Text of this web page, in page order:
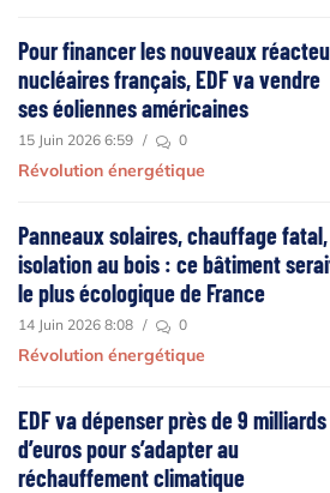
Pour financer les nouveaux
nucléaires français, EDF va vendre
ses éoliennes américaines
15 Juin 2026 6:59 / 0
Révolution énergétique
Panneaux solaires, chauffage fatal,
isolation au bois : ce bâtiment
le plus écologique de France
14 Juin 2026 8:08 / 0
Révolution énergétique
EDF va dépenser près de 9 milliards
d’euros pour s’adapter au
réchauffement climatique